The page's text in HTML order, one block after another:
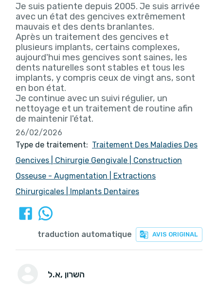
Je suis patiente depuis 2005. Je suis arrivée
avec un état des gencives extrêmement
mauvais et des dents branlantes.
Après un traitement des gencives et
plusieurs implants, certains complexes,
aujourd'hui mes gencives sont saines, les
dents naturelles sont stables et tous les
implants, y compris ceux de vingt ans, sont
en bon état.
Je continue avec un suivi régulier, un
nettoyage et un traitement de routine afin
de maintenir l'état.
26/02/2026
Type de traitement: Traitement Des Maladies Des
Gencives
Chirurgie Gengivale
Construction
Osseuse - Augmentation
Extractions
Chirurgicales
Implants Dentaires
AVIS ORIGINAL
traduction automatique
א.ל , השרון